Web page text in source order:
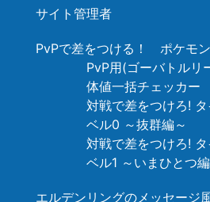
サイト管理者
PvPで差をつける！ ポケモ
PvP用(ゴーバトルリ
体値一括チェッカー
対戦で差をつけろ!
ベル0 ～抜群編～
対戦で差をつけろ!
ベル1 ～いまひとつ
エルデンリングのメッセージ